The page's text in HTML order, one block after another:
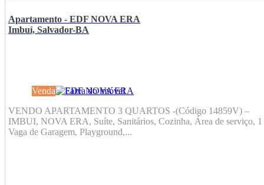
Apartamento - EDF NOVA ERA
Imbuí, Salvador-BA
Venda
VENDO APARTAMENTO 3 QUARTOS -(Código 14859V) –
IMBUI, NOVA ERA, Suíte, Sanitários, Cozinha, Área de serviço, 1
Vaga de Garagem, Playground,...